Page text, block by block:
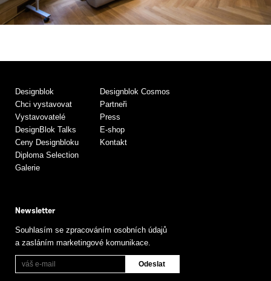
Designblok
Chci vystavovat
Vystavovatelé
DesignBlok Talks
Ceny Designbloku
Diploma Selection
Galerie
Designblok Cosmos
Partneři
Press
E-shop
Kontakt
Newsletter
Souhlasím se zpracováním osobních údajů
a zasláním marketingové komunikace.